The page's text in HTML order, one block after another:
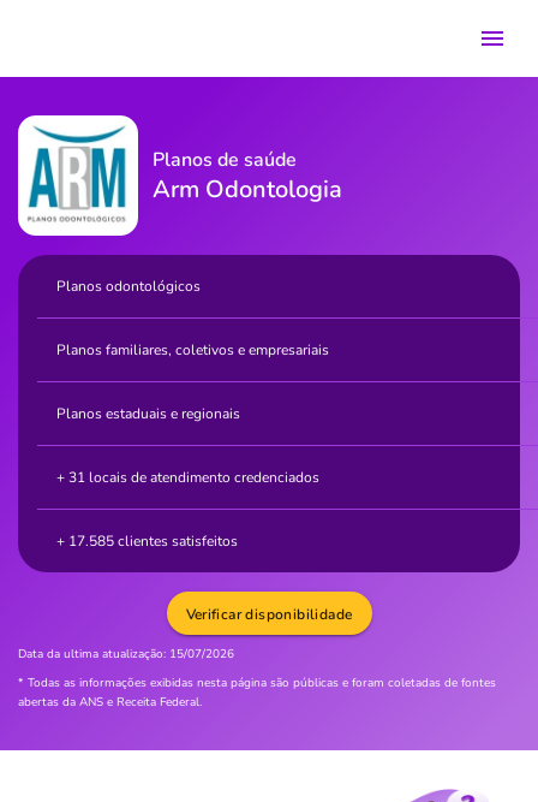
Planos de saúde
Arm Odontologia
Planos odontológicos
Planos familiares, coletivos e empresariais
Planos estaduais e regionais
+ 31 locais de atendimento credenciados
+ 17.585 clientes satisfeitos
Data da ultima atualização: 15/07/2026
* Todas as informações exibidas nesta página são públicas e foram coletadas de fontes
abertas da ANS e Receita Federal.
Verificar disponibilidade